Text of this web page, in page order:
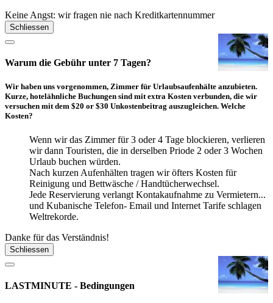
Keine Angst: wir fragen nie nach Kreditkartennummer
Schliessen
Warum die Gebühr unter 7 Tagen?
Wir haben uns vorgenommen, Zimmer für Urlaubsaufenhälte anzubieten.
Kurze, hotelähnliche Buchungen sind mit extra Kosten verbunden, die wir
versuchen mit dem $20 or $30 Unkostenbeitrag auszugleichen. Welche
Kosten?
Wenn wir das Zimmer für 3 oder 4 Tage blockieren, verlieren
wir dann Touristen, die in derselben Priode 2 oder 3 Wochen
Urlaub buchen würden.
Nach kurzen Aufenhälten tragen wir öfters Kosten für
Reinigung und Bettwäsche / Handtücherwechsel.
Jede Reservierung verlangt Kontakaufnahme zu Vermietern...
und Kubanische Telefon- Email und Internet Tarife schlagen
Weltrekorde.
Danke für das Verständnis!
Schliessen
LASTMINUTE - Bedingungen